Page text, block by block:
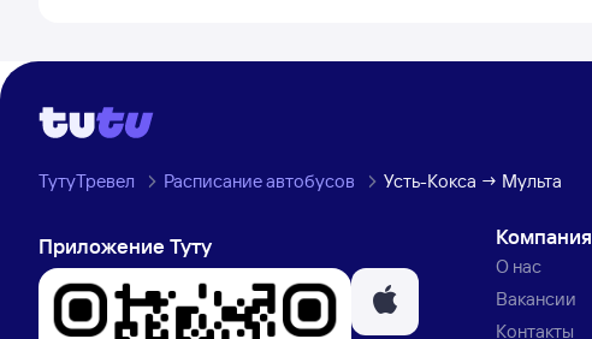
ТутуТревел Расписание автобусов Усть-Кокса → Мульта
Приложение Туту Компания
О нас
Вакансии
Контакты